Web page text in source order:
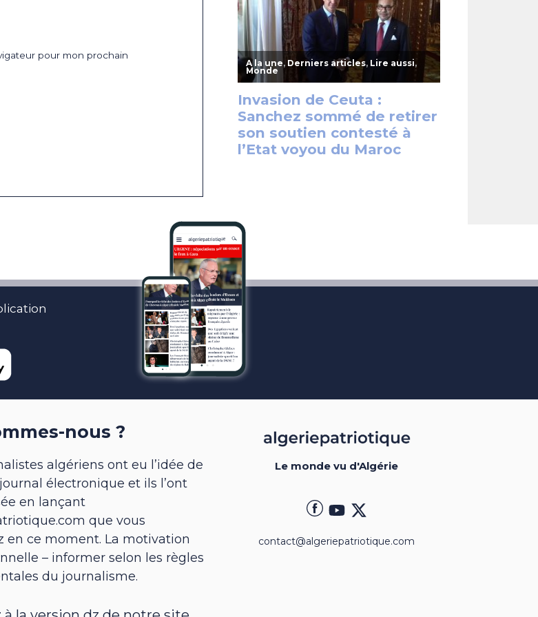
pour mon prochain
nous ?
algériens ont eu l’idée de
électronique et ils l’ont
en lançant
que vous
en ce moment. La motivation
– informer selon les règles
du journalisme.
Le monde vu d'Algérie
contact@algeriepatriotique.com